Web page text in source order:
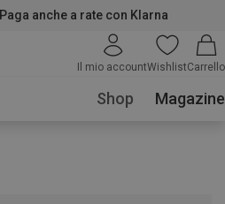
Paga anche a rate con Klarna
Il mio accountWishlistCarrello
Shop Magazine